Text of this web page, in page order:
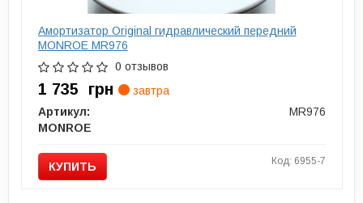
Амортизатор Original гидравлический передний
MONROE MR976
0 отзывов
1 735 грн
завтра
Артикул:
MR976
MONROE
КУПИТЬ Код: 6955-7